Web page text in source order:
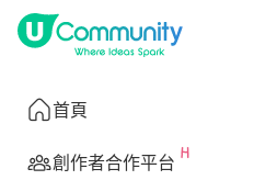
首頁
創作者合作平台